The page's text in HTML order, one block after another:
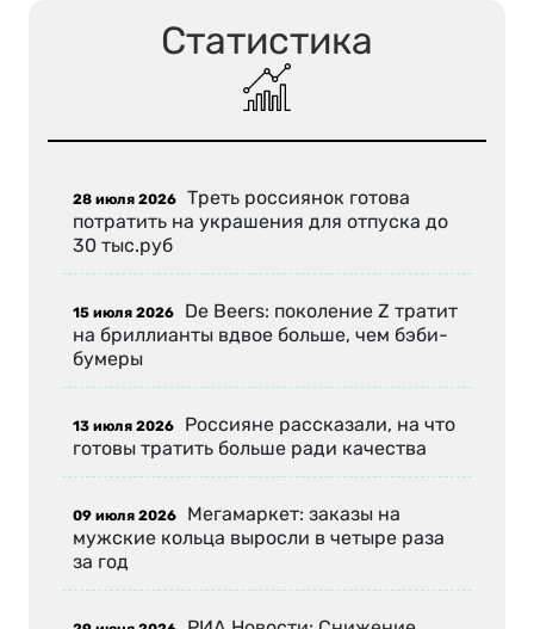
Статистика
28 июля 2026 Треть россиянок готова
потратить на украшения для отпуска до
30 тыс.руб
15 июля 2026 De Beers: поколение Z тратит
на бриллианты вдвое больше, чем бэби-
бумеры
13 июля 2026 Россияне рассказали, на что
готовы тратить больше ради качества
09 июля 2026 Мегамаркет: заказы на
мужские кольца выросли в четыре раза
за год